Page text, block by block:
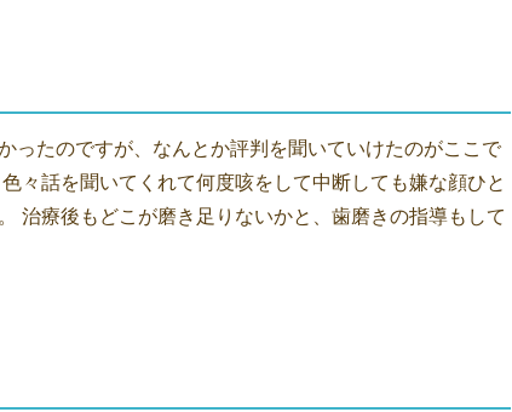
ったのですが、なんとか評判を聞いていけたのがここで
々話を聞いてくれて何度咳をして中断しても嫌な顔ひと
治療後もどこが磨き足りないかと、歯磨きの指導もして